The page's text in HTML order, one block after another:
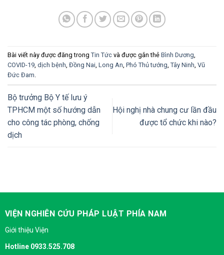
Bài viết này được đăng trong Tin Tức và được gắn thẻ Bình Dương
COVID-19 dịch bệnh Đồng Nai Long An Phó Thủ tướng Tây Ninh Vũ
Đức Đam
Bộ trưởng Bộ Y tế lưu ý
TPHCM một số hướng dẫn
cho công tác phòng, chống
dịch
Hội nghị nhà chung cư lần đầu
được tổ chức khi nào?
VIỆN NGHIÊN CỨU PHÁP LUẬT PHÍA NAM
Giới thiệu Viện
Hotline 0933.525.708